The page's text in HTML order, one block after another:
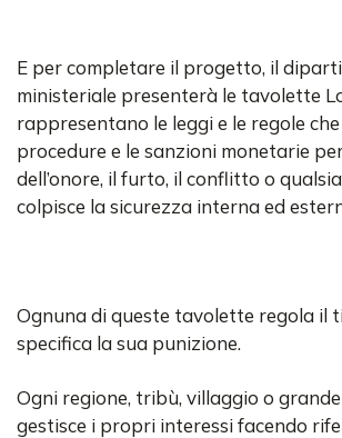
E per completare il progetto, il
ministeriale presenterà le tavolette
rappresentano le leggi e le regole
procedure e le sanzioni monetarie
dell’onore, il furto, il conflitto o
colpisce la sicurezza interna ed
Ognuna di queste tavolette regola il
specifica la sua punizione.
Ogni regione, tribù, villaggio o
gestisce i propri interessi facendo